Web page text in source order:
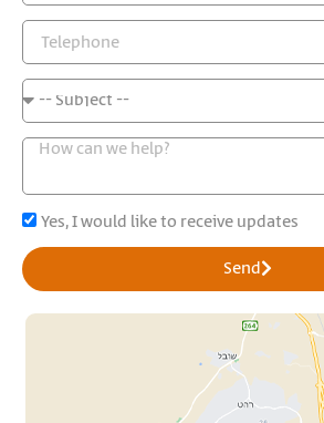
Yes, I would like to receive updates
Send